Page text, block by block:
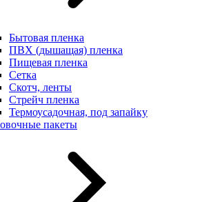
Бытовая пленка
ПВХ (дышащая) пленка
Пищевая пленка
Сетка
Скотч, ленты
Стрейч пленка
Термоусадочная, под запайку
пакеты